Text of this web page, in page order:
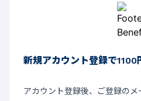
新規アカウント登録で1100
アカウント登録後、ご登録の